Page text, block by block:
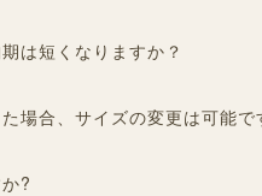
は短くなりますか？
場合、サイズの変更は可能で
?